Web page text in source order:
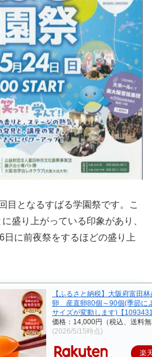
目となるすばる学園祭です。こ
盛り上がっている印象があり、
日に前夜祭をするほどの盛り上
【ふるさと納税】大阪府富田
卵 産直卵80個～90個(季節に
サイズが変動します)【
価格：14,000円（税込、送料
(2026/5/15時点)
楽